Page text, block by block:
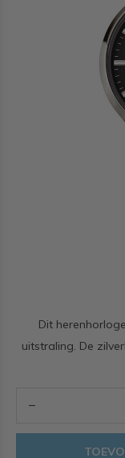
Dit
uitstraling. De